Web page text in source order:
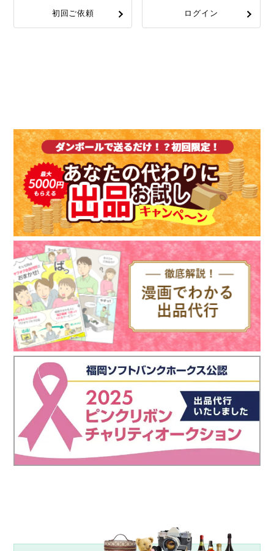
初回ご依頼 ログイン